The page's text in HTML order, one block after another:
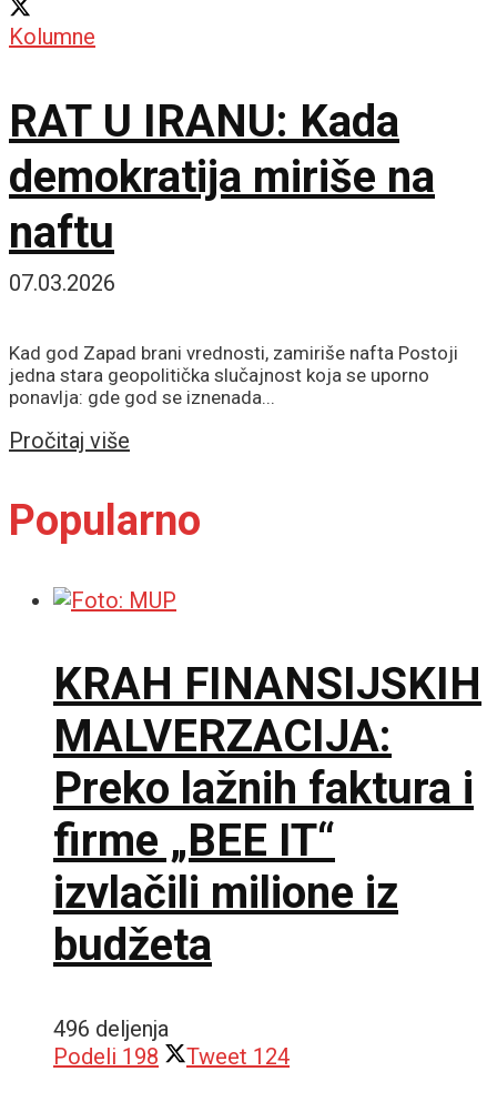
Kolumne
RAT U IRANU: Kada
demokratija miriše na
naftu
07.03.2026
Kad god Zapad brani vrednosti, zamiriše nafta Postoji
jedna stara geopolitička slučajnost koja se uporno
ponavlja: gde god se iznenada...
Pročitaj više
Popularno
KRAH FINANSIJSKIH
MALVERZACIJA:
Preko lažnih faktura i
firme „BEE IT“
izvlačili milione iz
budžeta
496 deljenja
Podeli 198 Tweet 124